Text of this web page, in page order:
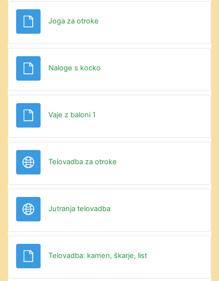
Joga za otroke
Naloge s kocko
Vaje z baloni 1
Telovadba za otroke
Jutranja telovadbaURL
Telovadba: kamen, škarje, listDatoteka